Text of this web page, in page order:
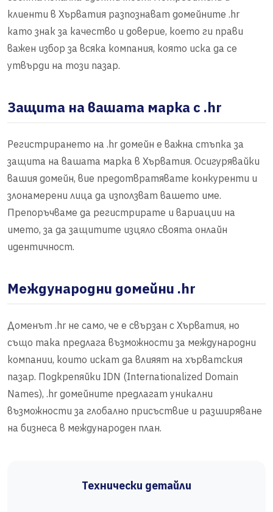
клиенти в Хърватия разпознават домейните .hr
като знак за качество и доверие, което ги прави
важен избор за всяка компания, която иска да се
утвърди на този пазар.
Защита на вашата марка с .hr
Регистрирането на .hr домейн е важна стъпка за
защита на вашата марка в Хърватия. Осигурявайки
вашия домейн, вие предотвратявате конкуренти и
злонамерени лица да използват вашето име.
Препоръчваме да регистрирате и вариации на
името, за да защитите изцяло своята онлайн
идентичност.
Международни домейни .hr
Доменът .hr не само, че е свързан с Хърватия, но
също така предлага възможности за международни
компании, които искат да влияят на хърватския
пазар. Подкрепяйки IDN (Internationalized Domain
Names), .hr домейните предлагат уникални
възможности за глобално присъствие и разширяване
на бизнеса в международен план.
Технически детайли